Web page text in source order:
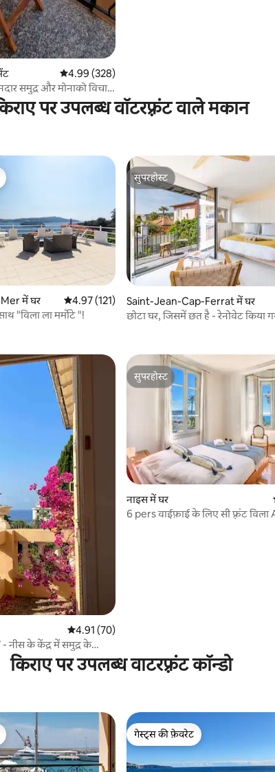
औसत रेटिंग 5 में से 4.99, 328 समीक्षाएँ
4.99 (328)
समुद्र और मोनाको विचारों
पर उपलब्ध वॉटरफ़्रंट वाले मकान
में घर औसत रेटिंग 5 में से 4.97, 121 समीक्षाएँ
4.97 (121)
"विला ला मर्मोटे "!
सुपरहोस्ट
सुपरहोस्ट
Saint-Jean-Cap-Ferrat में घर
छोटा घर, जिसमें छत है - रेनोवेट किया
औसत रेटिंग 5 में से 4.91, 70 समीक्षाएँ
4.91 (70)
नीस के केंद्र में समुद्र के
सुपरहोस्ट
सुपरहोस्ट
नाइस में घर
6 pers वाईफ़ाई के लिए सी फ़्रंट विला
किराए पर उपलब्ध वाटरफ़्रंट कॉन्डो
गेस्ट्स की फ़ेवरेट
गेस्ट्स की फ़ेवरेट